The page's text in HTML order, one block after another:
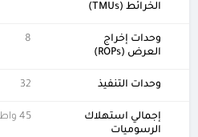
الخرائط (TMUs)
وحدات إخراج
العرض (ROPs)
8
وحدات التنفيذ 32
إجمالي استهلاك
الرسوميات
45 واط